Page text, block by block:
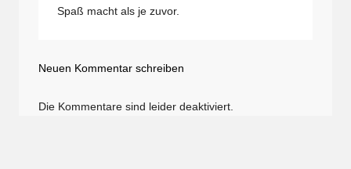
Spaß macht als je zuvor.
Neuen Kommentar schreiben
Die Kommentare sind leider deaktiviert.